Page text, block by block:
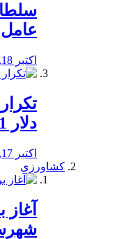
عامل
اکتبر 18, 2019
دلار 11 400
اکتبر 17, 2019
کشاورزی